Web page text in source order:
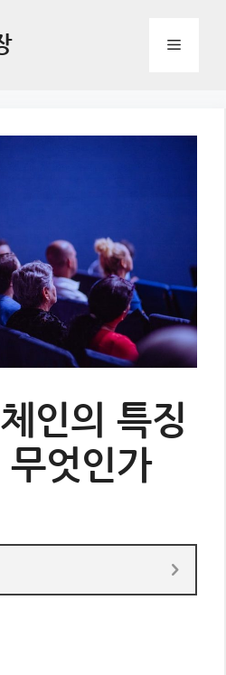
Menu
인의 특징
무엇인가